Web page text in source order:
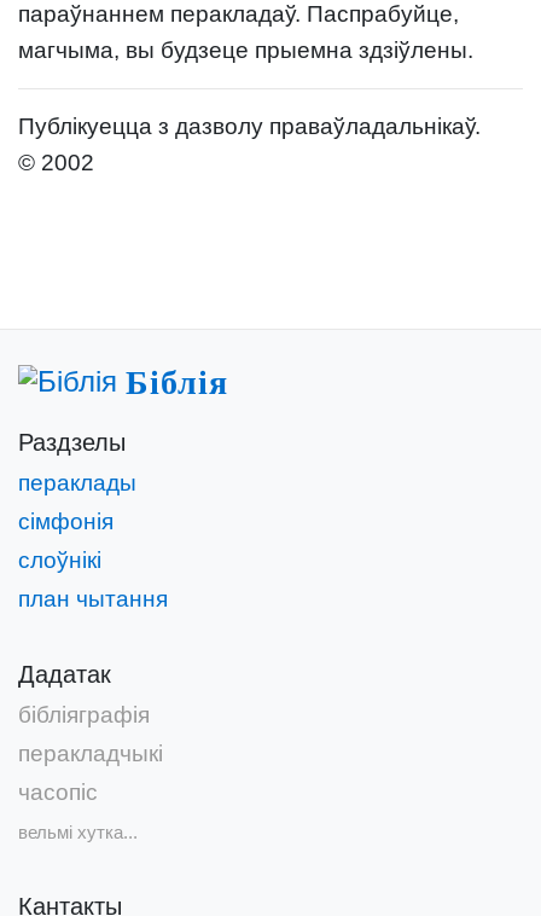
параўнаннем перакладаў. Паспрабуйце,
магчыма, вы будзеце прыемна здзіўлены.
Публікуецца з дазволу праваўладальнікаў.
© 2002
Біблія
Раздзелы
пераклады
сімфонія
слоўнікі
план чытання
Дадатак
бібліяграфія
перакладчыкі
часопіс
вельмі хутка...
Кантакты